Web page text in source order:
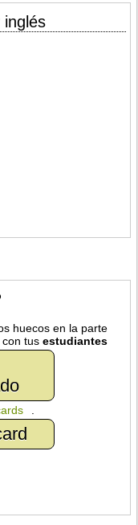
huecos en la parte
con tusestudiantes